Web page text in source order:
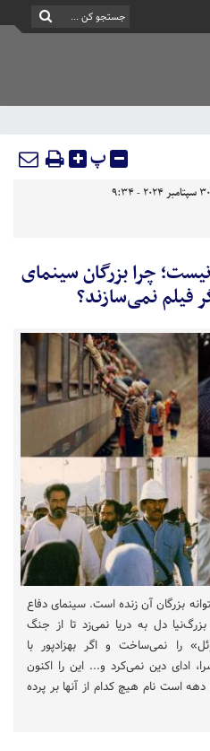
پ
30 سپتامبر 2024 - 9:34
چرا بزرگان سینمای
فیلم نمی‌سازند؟
بزرگان آن زنده است. سینمای دفاع
دل به دریا نمی‌زد تا از جنگ
را نمی‌ساخت و اگر بهزادپور با
ادای دین نمی‌کرد و... این را اکنون
است نام هیچ کدام از آنها بر پرده